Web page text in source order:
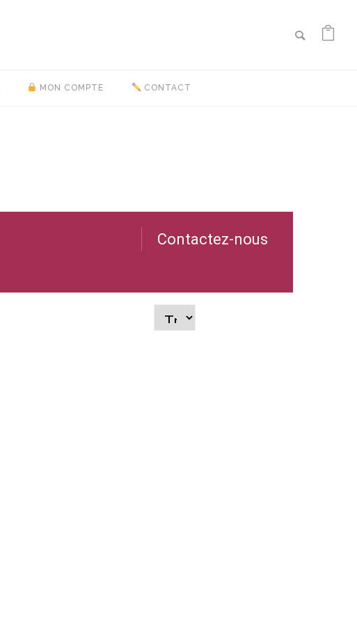
MON COMPTE CONTACT
Contactez-nous